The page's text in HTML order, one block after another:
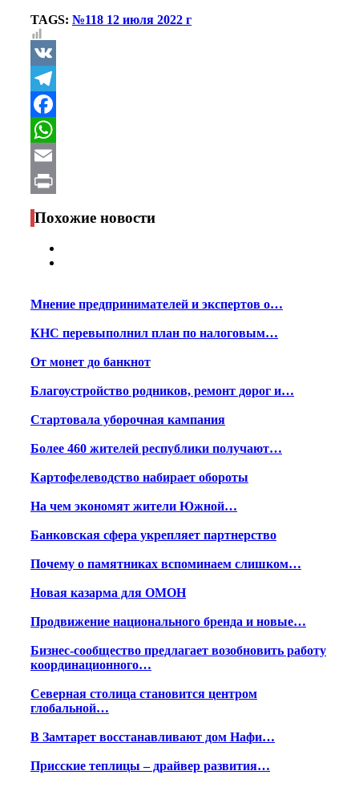
TAGS: №118 12 июля 2022 г
VK
Telegram
Facebook
WhatsApp
Email
Print
Похожие новости
Мнение предпринимателей и экспертов о…
КНС перевыполнил план по налоговым…
От монет до банкнот
Благоустройство родников, ремонт дорог и…
Стартовала уборочная кампания
Более 460 жителей республики получают…
Картофелеводство набирает обороты
На чем экономят жители Южной…
Банковская сфера укрепляет партнерство
Почему о памятниках вспоминаем слишком…
Новая казарма для ОМОН
Продвижение национального бренда и новые…
Бизнес-сообщество предлагает возобновить работу
координационного…
Северная столица становится центром
глобальной…
В Замтарет восстанавливают дом Нафи…
Присские теплицы – драйвер развития…